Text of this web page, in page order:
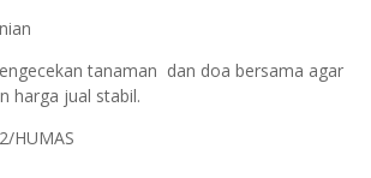
tanaman dan doa bersama agar
harga jual stabil.
HUMAS